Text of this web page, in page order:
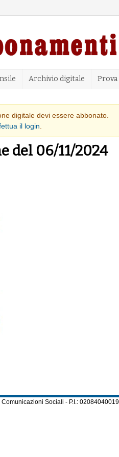
Archivio digitale
avvertimento
digitale devi essere abbonato.
il login
del 06/11/2024
Sociali - P.I.: